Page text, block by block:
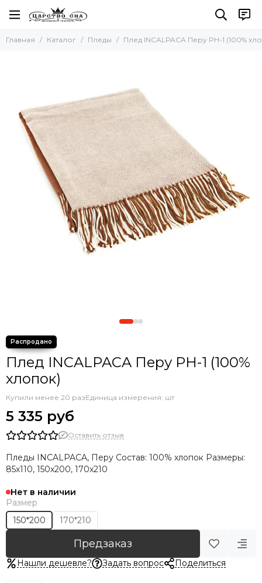
Пледы
Главная Каталог Пледы Плед INCALPACA Перу PH-1 (100%
Плед INCALPACA Перу PH-1 (100%
хлопок)
Купили менее 20 разЕдиница измерения: шт
5 335 руб
Оставить отзыв
Пледы INCALPACA, Перу Состав: 100% хлопок Размеры:
85х110, 150х200, 170х210
Нет в наличии
Размер
150*200
170*210
Предзаказ
Нашли дешевле? Задать вопрос Поделиться